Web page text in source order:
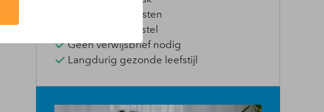
Ervaren specialisten
Helder over herstel
Géén verwijsbrief nodig
Langdurig gezonde leefstijl